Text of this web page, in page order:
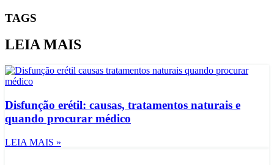
TAGS
LEIA MAIS
Disfunção erétil: causas, tratamentos naturais e
quando procurar médico
LEIA MAIS »